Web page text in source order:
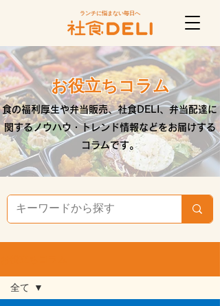
ランチに悩まない毎日へ
お役立ちコラム
​食の福利厚生や弁当販売、社食DELI、弁当配達に
関するノウハウ・トレンド情報などをお届けする
コラムです。
全て